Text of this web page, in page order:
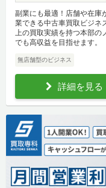
副業にも最適！店舗や在庫
業できる中古車買取ビジネ
上の買取実績を持つ本部の
でも高収益を目指せます。
無店舗型のビジネス
詳細を見る